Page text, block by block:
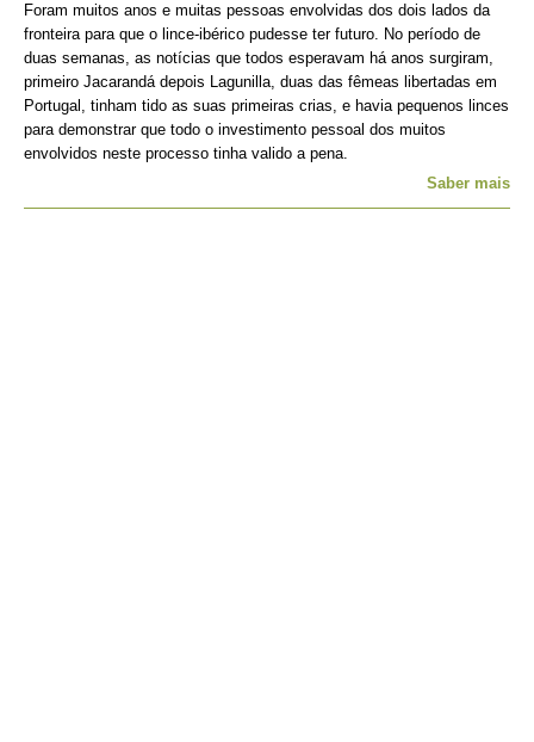
Foram muitos anos e muitas pessoas envolvidas dos dois lados da
fronteira para que o lince-ibérico pudesse ter futuro. No período de
duas semanas, as notícias que todos esperavam há anos surgiram,
primeiro Jacarandá depois Lagunilla, duas das fêmeas libertadas em
Portugal, tinham tido as suas primeiras crias, e havia pequenos linces
para demonstrar que todo o investimento pessoal dos muitos
envolvidos neste processo tinha valido a pena.
Saber mais